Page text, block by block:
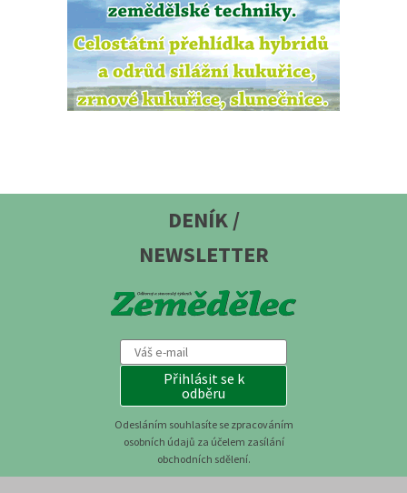
DENÍK /
NEWSLETTER
Přihlásit se k
odběru
Odesláním souhlasíte se zpracováním
osobních údajů za účelem zasílání
obchodních sdělení.